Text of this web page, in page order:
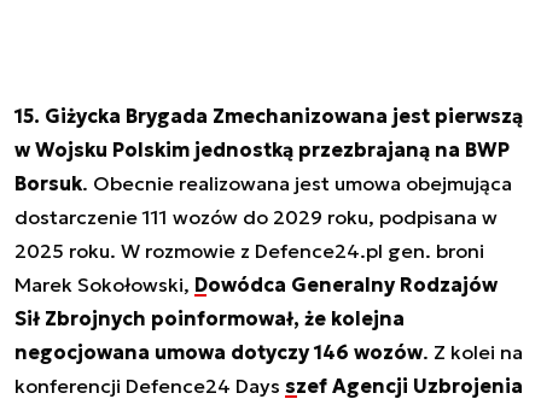
15. Giżycka Brygada Zmechanizowana jest pierwszą
w Wojsku Polskim jednostką przezbrajaną na BWP
Borsuk. Obecnie realizowana jest umowa obejmująca
dostarczenie 111 wozów do 2029 roku, podpisana w
2025 roku. W rozmowie z Defence24.pl gen. broni
Marek Sokołowski, Dowódca Generalny Rodzajów
Sił Zbrojnych poinformował, że kolejna
negocjowana umowa dotyczy 146 wozów. Z kolei na
konferencji Defence24 Days szef Agencji Uzbrojenia